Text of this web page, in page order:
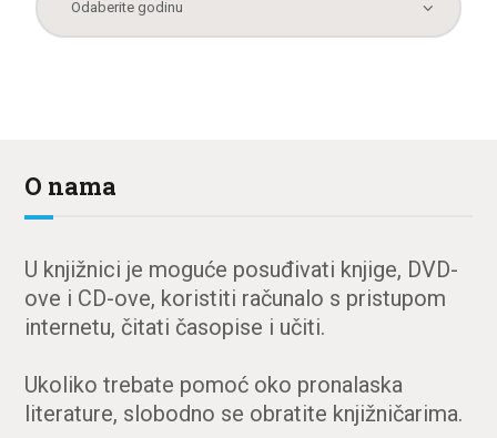
O nama
U knjižnici je moguće posuđivati knjige, DVD-
ove i CD-ove, koristiti računalo s pristupom
internetu, čitati časopise i učiti.
Ukoliko trebate pomoć oko pronalaska
literature, slobodno se obratite knjižničarima.